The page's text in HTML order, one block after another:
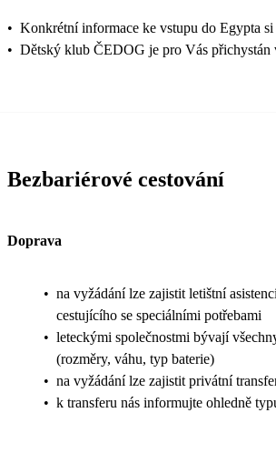
• Konkrétní informace ke vstupu do Egypta
• Dětský klub ČEDOG je pro Vás přichystán
Bezbariérové cestování
Doprava
• na vyžádání lze zajistit letištní
cestujícího se speciálními potřebami
• leteckými společnostmi bývají
(rozměry, váhu, typ baterie)
• na vyžádání lze zajistit privátní
• k transferu nás informujte ohledně